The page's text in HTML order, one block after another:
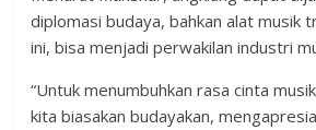
diplomasi budaya, bahkan alat musik
ini, bisa menjadi perwakilan industri
“Untuk menumbuhkan rasa cinta
kita biasakan budayakan,